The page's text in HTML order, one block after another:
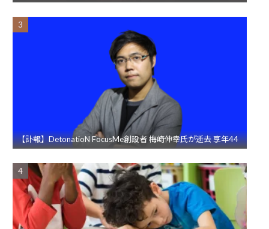
【訃報】DetonatioN FocusMe創設者 梅崎伸幸氏が逝去 享年44